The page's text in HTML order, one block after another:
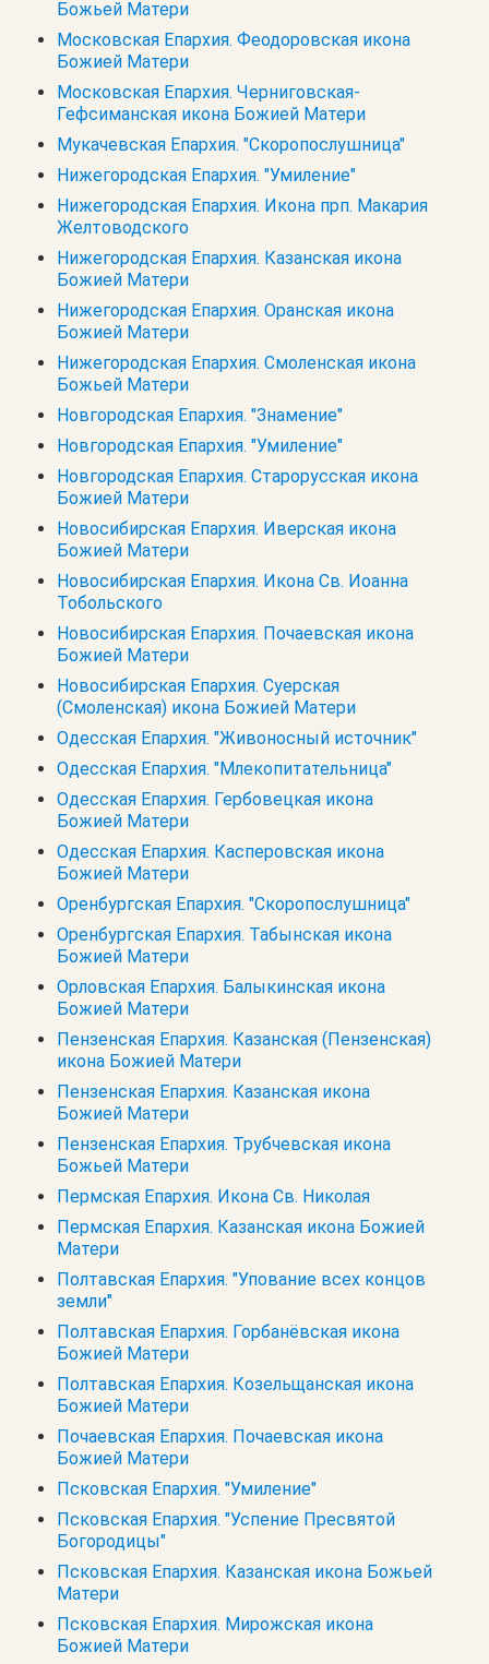
Божьей Матери
Московская Епархия. Феодоровская икона
Божией Матери
Московская Епархия. Черниговская-
Гефсиманская икона Божией Матери
Мукачевская Епархия. "Скоропослушница"
Нижегородская Епархия. "Умиление"
Нижегородская Епархия. Икона прп. Макария
Желтоводского
Нижегородская Епархия. Казанская икона
Божией Матери
Нижегородская Епархия. Оранская икона
Божией Матери
Нижегородская Епархия. Смоленская икона
Божьей Матери
Новгородская Епархия. "Знамение"
Новгородская Епархия. "Умиление"
Новгородская Епархия. Старорусская икона
Божией Матери
Новосибирская Епархия. Иверская икона
Божией Матери
Новосибирская Епархия. Икона Св. Иоанна
Тобольского
Новосибирская Епархия. Почаевская икона
Божией Матери
Новосибирская Епархия. Суерская
(Смоленская) икона Божией Матери
Одесская Епархия. "Живоносный источник"
Одесская Епархия. "Млекопитательница"
Одесская Епархия. Гербовецкая икона
Божией Матери
Одесская Епархия. Касперовская икона
Божией Матери
Оренбургская Епархия. "Скоропослушница"
Оренбургская Епархия. Табынская икона
Божией Матери
Орловская Епархия. Балыкинская икона
Божией Матери
Пензенская Епархия. Казанская (Пензенская)
икона Божией Матери
Пензенская Епархия. Казанская икона
Божией Матери
Пензенская Епархия. Трубчевская икона
Божьей Матери
Пермская Епархия. Икона Св. Николая
Пермская Епархия. Казанская икона Божией
Матери
Полтавская Епархия. "Упование всех концов
земли"
Полтавская Епархия. Горбанёвская икона
Божией Матери
Полтавская Епархия. Козельщанская икона
Божией Матери
Почаевская Епархия. Почаевская икона
Божией Матери
Псковская Епархия. "Умиление"
Псковская Епархия. "Успение Пресвятой
Богородицы"
Псковская Епархия. Казанская икона Божьей
Матери
Псковская Епархия. Мирожская икона
Божией Матери